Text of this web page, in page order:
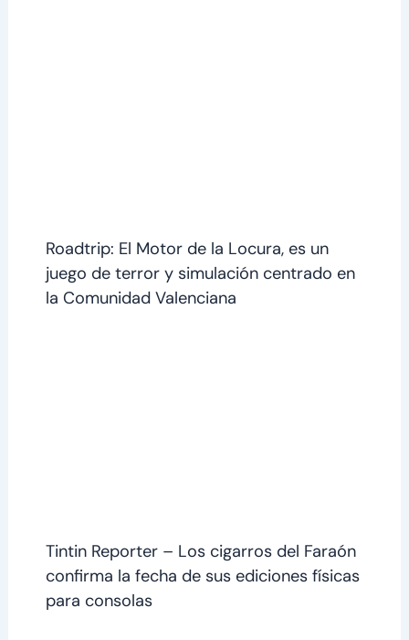
Roadtrip: El Motor de la Locura, es un
juego de terror y simulación centrado en
la Comunidad Valenciana
Tintin Reporter – Los cigarros del Faraón
confirma la fecha de sus ediciones físicas
para consolas